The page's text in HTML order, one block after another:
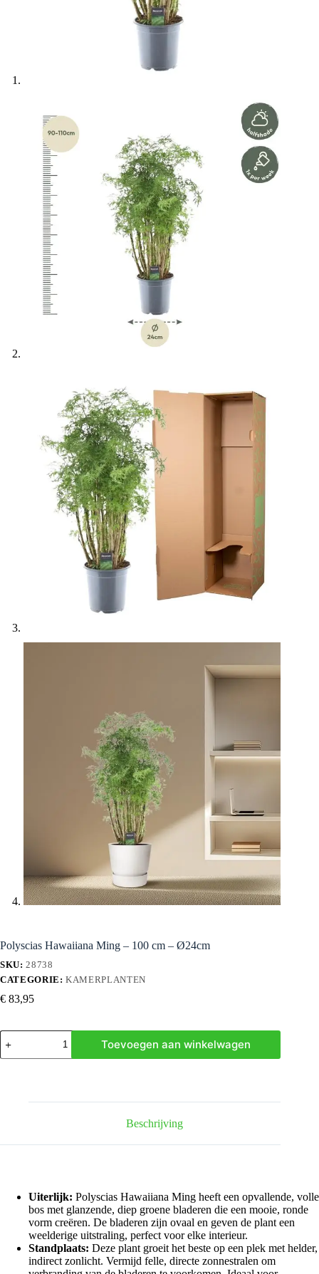
Polyscias Hawaiiana Ming – 100 cm – Ø24cm
SKU:28738
CATEGORIE:KAMERPLANTEN
€ 83,95
Polyscias
Hawaiiana
Ming
Toevoegen aan winkelwagen
Beschrijving
Uiterlijk: Polyscias Hawaiiana Ming heeft een opvallende, volle
bos met glanzende, diep groene bladeren die een mooie, ronde
vorm creëren. De bladeren zijn ovaal en geven de plant een
weelderige uitstraling, perfect voor elke interieur.
Standplaats: Deze plant groeit het beste op een plek met helder,
indirect zonlicht. Vermijd felle, directe zonnestralen om